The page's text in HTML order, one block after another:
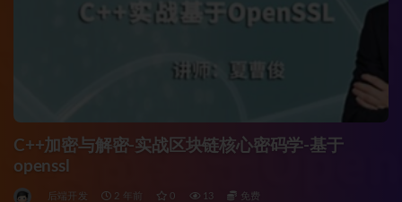
C++加密与解密-实战区块链核心密码学-基于
openssl
后端开发 2 年前 0 13 免费